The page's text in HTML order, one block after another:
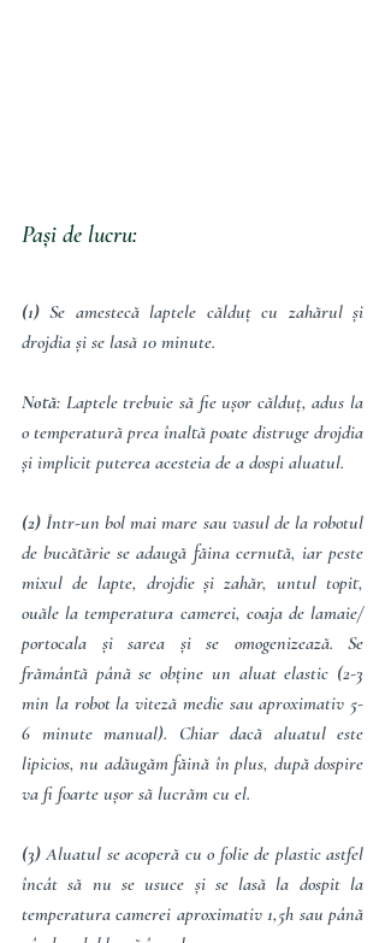
Pași de lucru:
(1) Se amestecă laptele călduț cu zahărul și
drojdia și se lasă 10 minute.
Notă: Laptele trebuie să fie ușor călduț, adus la
o temperatură prea înaltă poate distruge drojdia
și implicit puterea acesteia de a dospi aluatul.
(2) Într-un bol mai mare sau vasul de la robotul
de bucătărie se adaugă făina cernută, iar peste
mixul de lapte, drojdie și zahăr, untul topit,
ouăle la temperatura camerei, coaja de lamaie/
portocala și sarea și se omogenizează. Se
frământă până se obține un aluat elastic (2-3
min la robot la viteză medie sau aproximativ 5-
6 minute manual). Chiar dacă aluatul este
lipicios, nu adăugăm făină în plus, după dospire
va fi foarte ușor să lucrăm cu el.
(3) Aluatul se acoperă cu o folie de plastic astfel
încât să nu se usuce și se lasă la dospit la
temperatura camerei aproximativ 1,5h sau până